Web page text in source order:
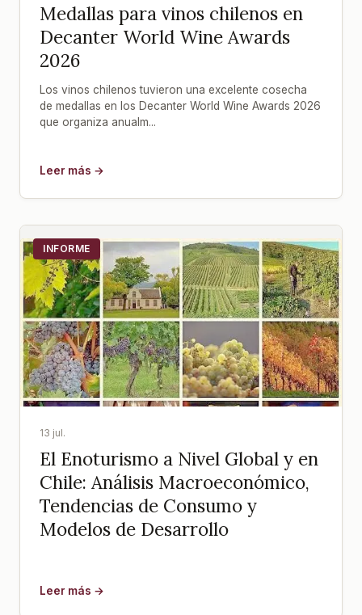
Medallas para vinos chilenos en
Decanter World Wine Awards
2026
Los vinos chilenos tuvieron una excelente cosecha
de medallas en los Decanter World Wine Awards 2026
que organiza anualm...
Leer más →
INFORME
13 jul.
El Enoturismo a Nivel Global y en
Chile: Análisis Macroeconómico,
Tendencias de Consumo y
Modelos de Desarrollo
Leer más →